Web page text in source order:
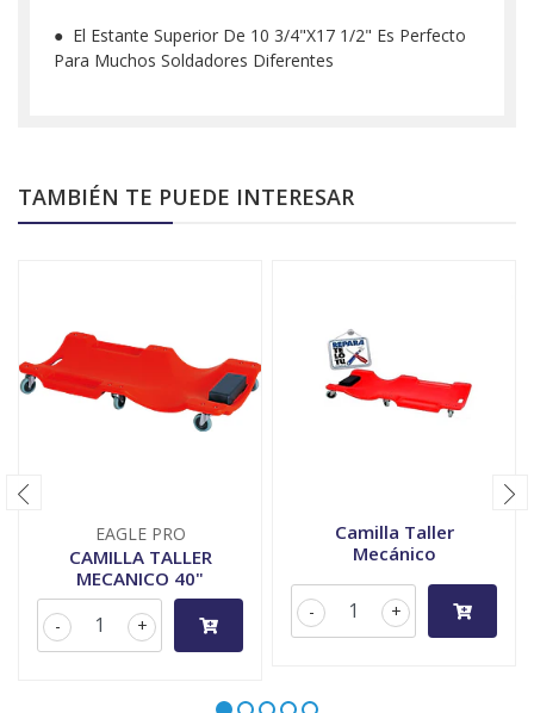
● El Estante Superior De 10 3/4"X17 1/2" Es Perfecto
Para Muchos Soldadores Diferentes
TAMBIÉN TE PUEDE INTERESAR
EAGLE PRO
CAMILLA TALLER
MECANICO 40"
+
-
Camilla Taller
Mecánico
+
-